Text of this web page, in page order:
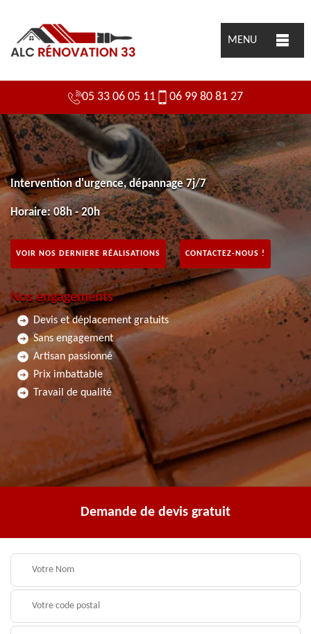
MENU
05 33 06 05 11 06 99 80 81 27
Intervention d'urgence, dépannage 7j/7
Horaire: 08h - 20h
VOIR NOS DERNIERE RÉALISATIONS CONTACTEZ-NOUS !
Nos engagements
Devis et déplacement gratuits
Sans engagement
Artisan passionné
Prix imbattable
Travail de qualité
Demande de devis gratuit